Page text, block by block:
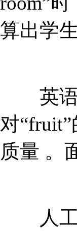
算出学
英语教
对“fruit”
质量 。
人工智